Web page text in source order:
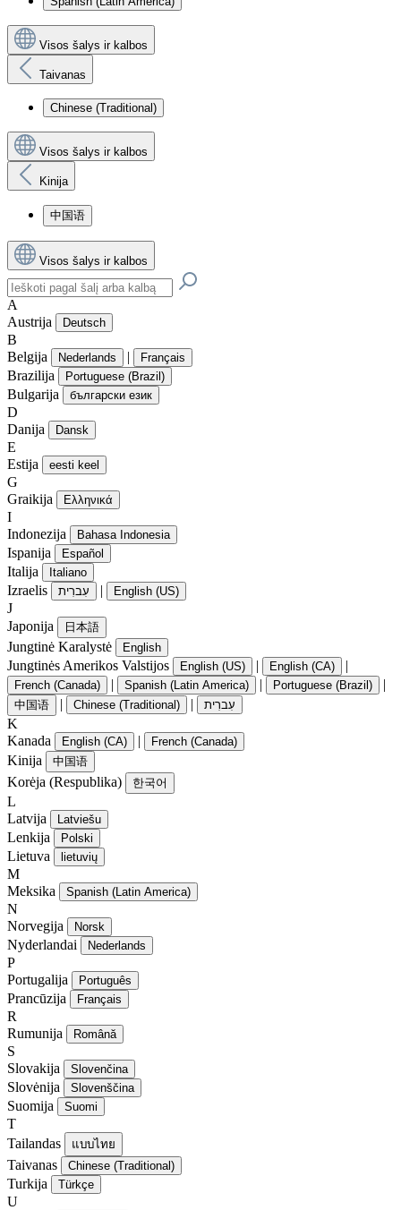
Visos šalys ir kalbos
Taivanas
Chinese (Traditional)
Visos šalys ir kalbos
Kinija
中国语
Visos šalys ir kalbos
A
Austrija
Deutsch
B
Belgija
Nederlands | Français
Brazilija Portuguese (Brazil)
Bulgarija български език
D
Danija
Dansk
E
Estija
eesti keel
G
Graikija
Ελληνικά
I
Indonezija
Bahasa Indonesia
Ispanija Español
Italija Italiano
Izraelis עִברִית | English (US)
J
Japonija
日本語
Jungtinė Karalystė English
Jungtinės Amerikos Valstijos English (US) | English (CA) |
French (Canada) | Spanish (Latin America) | Portuguese (Brazil) |
中国语 | Chinese (Traditional) | עִברִית
K
Kanada
English (CA) | French (Canada)
Kinija 中国语
Korėja (Respublika) 한국어
L
Latvija
Latviešu
Lenkija Polski
Lietuva lietuvių
M
Meksika
Spanish (Latin America)
N
Norvegija
Norsk
Nyderlandai Nederlands
P
Portugalija
Português
Prancūzija Français
R
Rumunija
Română
S
Slovakija
Slovenčina
Slovėnija Slovenščina
Suomija Suomi
T
Tailandas
แบบไทย
Taivanas Chinese (Traditional)
Turkija Türkçe
U